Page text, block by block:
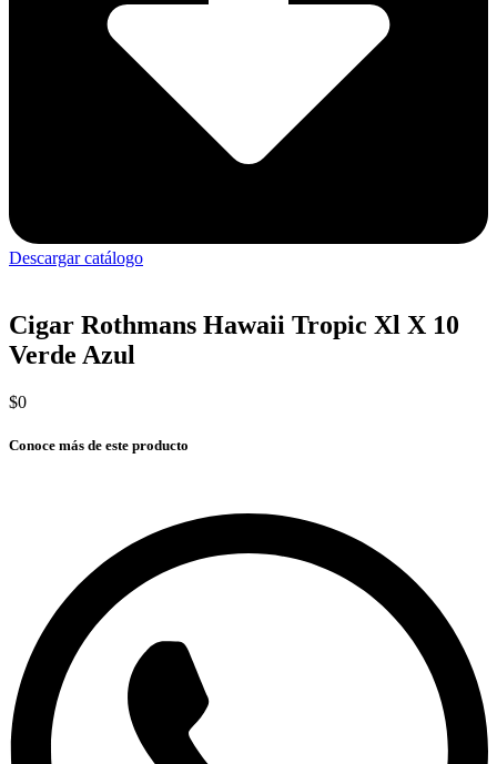
Descargar catálogo
Cigar Rothmans Hawaii Tropic Xl X 10
Verde Azul
$0
Conoce más de este producto